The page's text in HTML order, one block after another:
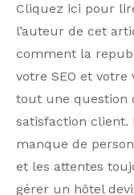
Cliquez ici pour
l’auteur de cet
comment la
votre SEO et votre
tout une question
satisfaction client.
manque de
et les attentes
gérer un hôtel